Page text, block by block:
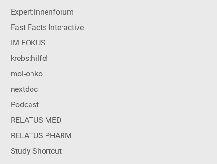
Expert:innenforum
Fast Facts Interactive
IM FOKUS
krebs:hilfe!
mol-onko
nextdoc
Podcast
RELATUS MED
RELATUS PHARM
Study Shortcut